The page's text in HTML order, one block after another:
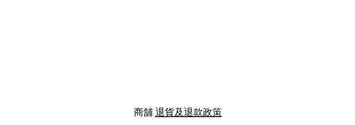
商舖 退貨及退款政策